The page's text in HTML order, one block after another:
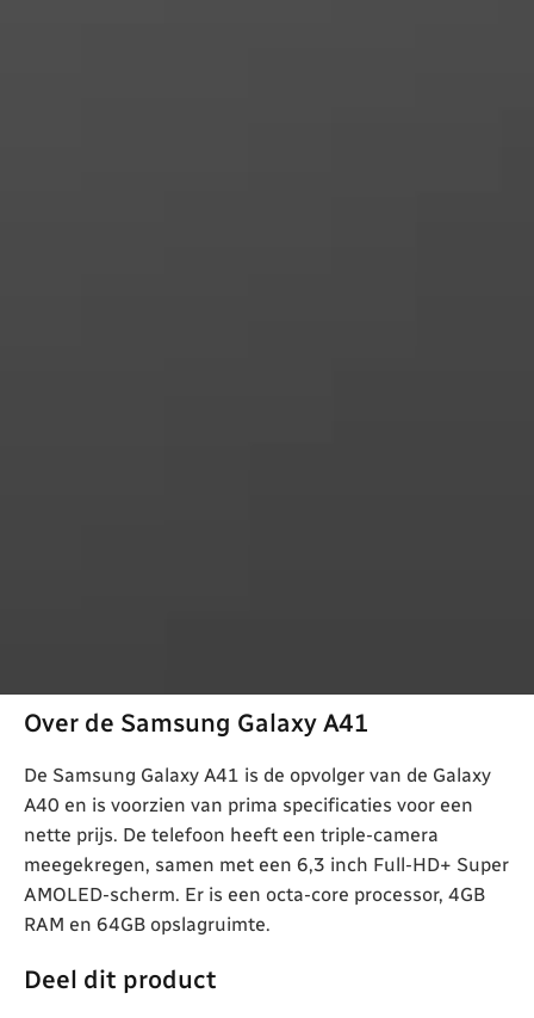
Over de Samsung Galaxy A41
De Samsung Galaxy A41 is de opvolger van de Galaxy
A40 en is voorzien van prima specificaties voor een
nette prijs. De telefoon heeft een triple-camera
meegekregen, samen met een 6,3 inch Full-HD+ Super
AMOLED-scherm. Er is een octa-core processor, 4GB
RAM en 64GB opslagruimte.
Deel dit product